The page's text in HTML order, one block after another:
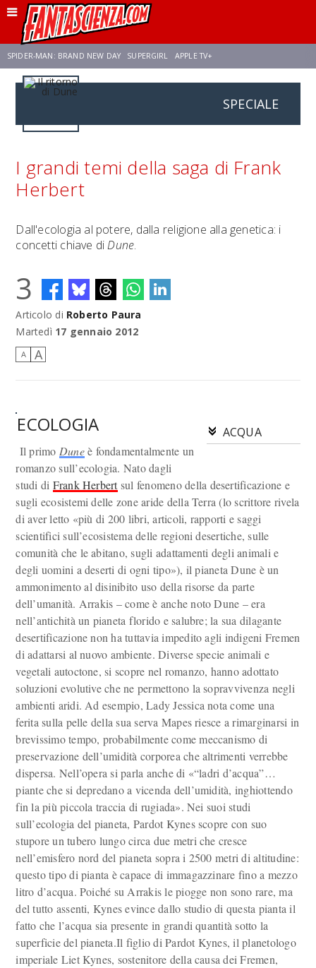
SPIDER-MAN: BRAND NEW DAY SUPERGIRL APPLE TV+
AVENGERS: DOOMSDAY
SPECIALE
I grandi temi della saga di Frank
Herbert
Dall'ecologia al potere, dalla religione alla genetica: i
concetti chiave diDune.
3
Articolo di Roberto Paura
Martedì 17 gennaio 2012
A A
ACQUA
ECOLOGIA
Il primo Duneè fondamentalmente un
romanzo sull’ecologia. Nato dagli
studi di Frank Herbertsul fenomeno della desertificazione e
sugli ecosistemi delle zone aride della Terra (lo scrittore rivela
di aver letto «più di 200 libri, articoli, rapporti e saggi
scientifici sull’ecosistema delle regioni desertiche, sulle
comunità che le abitano, sugli adattamenti degli animali e
degli uomini a deserti di ogni tipo»), il pianeta Dune è un
ammonimento al disinibito uso della risorse da parte
dell’umanità. Arrakis – come è anche noto Dune – era
nell’antichità un pianeta florido e salubre; la sua dilagante
desertificazione non ha tuttavia impedito agli indigeni Fremen
di adattarsi al nuovo ambiente. Diverse specie animali e
vegetali autoctone, si scopre nel romanzo, hanno adottato
soluzioni evolutive che ne permettono la sopravvivenza negli
ambienti aridi. Ad esempio, Lady Jessica nota come una
ferita sulla pelle della sua serva Mapes riesce a rimarginarsi in
brevissimo tempo, probabilmente come meccanismo di
preservazione dell’umidità corporea che altrimenti verrebbe
dispersa. Nell’opera si parla anche di «“ladri d’acqua”…
piante che si depredano a vicenda dell’umidità, inghiottendo
fin la più piccola traccia di rugiada». Nei suoi studi
sull’ecologia del pianeta, Pardot Kynes scopre con suo
stupore un tubero lungo circa due metri che cresce
nell’emisfero nord del pianeta sopra i 2500 metri di altitudine:
questo tipo di pianta è capace di immagazzinare fino a mezzo
litro d’acqua. Poiché su Arrakis le piogge non sono rare, ma
del tutto assenti, Kynes evince dallo studio di questa pianta il
fatto che l’acqua sia presente in grandi quantità sotto la
superficie del pianeta.Il figlio di Pardot Kynes, il planetologo
imperiale Liet Kynes, sostenitore della causa dei Fremen,